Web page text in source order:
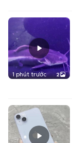
1 phút trước 2